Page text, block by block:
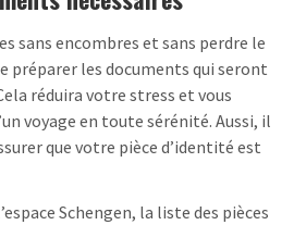
sans encombres et sans perdre le
préparer les documents qui seront
réduira votre stress et vous
voyage en toute sérénité. Aussi, il
que votre pièce d’identité est
Schengen, la liste des pièces